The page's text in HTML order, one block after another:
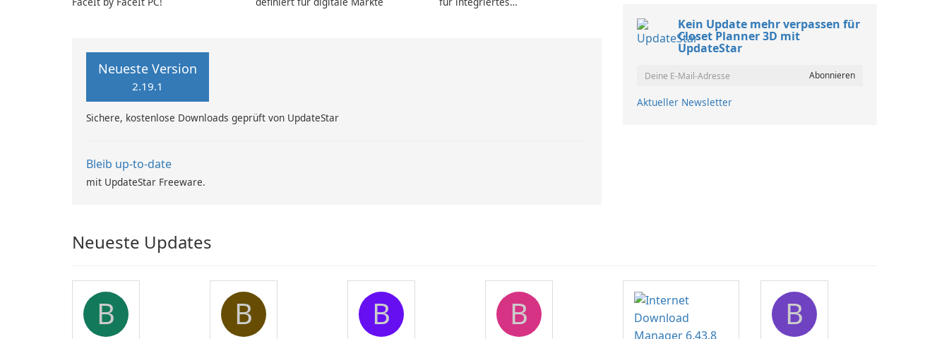
Neueste Version
2.19.1
Sichere, kostenlose Downloads geprüft von UpdateStar
Bleib up-to-date
mit UpdateStar Freeware.
Kein Update mehr verpassen für
Closet Planner 3D mit
UpdateStar
Aktueller Newsletter
Neueste Updates
B B B B B